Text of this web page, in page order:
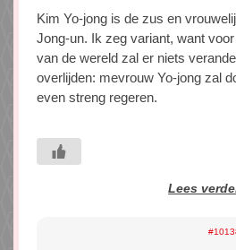
Kim Yo-jong is de zus en
Jong-un. Ik zeg variant, want voor
van de wereld zal er niets
overlijden: mevrouw Yo-jong zal
even streng regeren.
Lees